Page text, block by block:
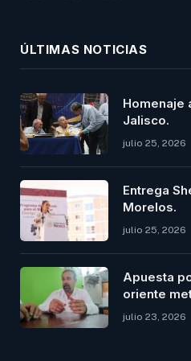
ÚLTIMAS NOTICIAS
Homenaje
Jalisco.
julio 25, 2026
Entrega
Morelos.
julio 25, 2026
Apuesta
oriente
julio 23, 2026